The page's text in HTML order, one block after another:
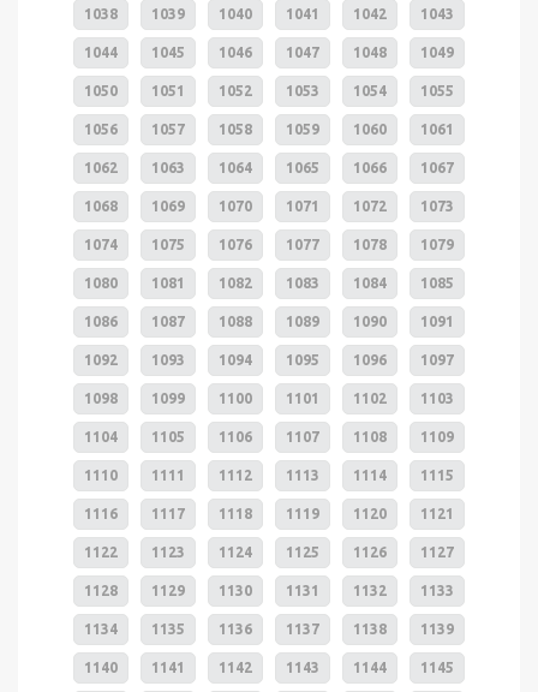
1038 1039 1040 1041 1042 1043
1044 1045 1046 1047 1048 1049
1050 1051 1052 1053 1054 1055
1056 1057 1058 1059 1060 1061
1062 1063 1064 1065 1066 1067
1068 1069 1070 1071 1072 1073
1074 1075 1076 1077 1078 1079
1080 1081 1082 1083 1084 1085
1086 1087 1088 1089 1090 1091
1092 1093 1094 1095 1096 1097
1098 1099 1100 1101 1102 1103
1104 1105 1106 1107 1108 1109
1110 1111 1112 1113 1114 1115
1116 1117 1118 1119 1120 1121
1122 1123 1124 1125 1126 1127
1128 1129 1130 1131 1132 1133
1134 1135 1136 1137 1138 1139
1140 1141 1142 1143 1144 1145